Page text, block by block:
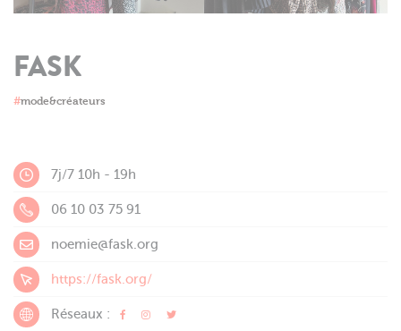
FASK
#mode&créateurs
7j/7 10h - 19h
06 10 03 75 91
noemie@fask.org
https://fask.org/
Réseaux :